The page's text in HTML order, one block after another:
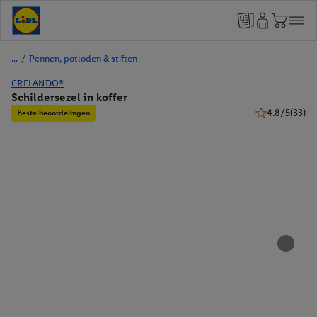
/ Pennen, potloden & stiften
CRELANDO®
Schildersezel in koffer
Beste beoordelingen 4.8/5(33)